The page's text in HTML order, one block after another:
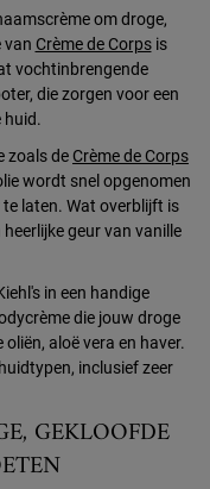
om droge,
van Crème de Corpsis
vochtinbrengende
die zorgen voor een
huid.
zoals de Crème de Corps
wordt snel opgenomen
laten. Wat overblijft is
geur van vanille
in een handige
die jouw droge
aloë vera en haver.
inclusief zeer
GEKLOOFDE